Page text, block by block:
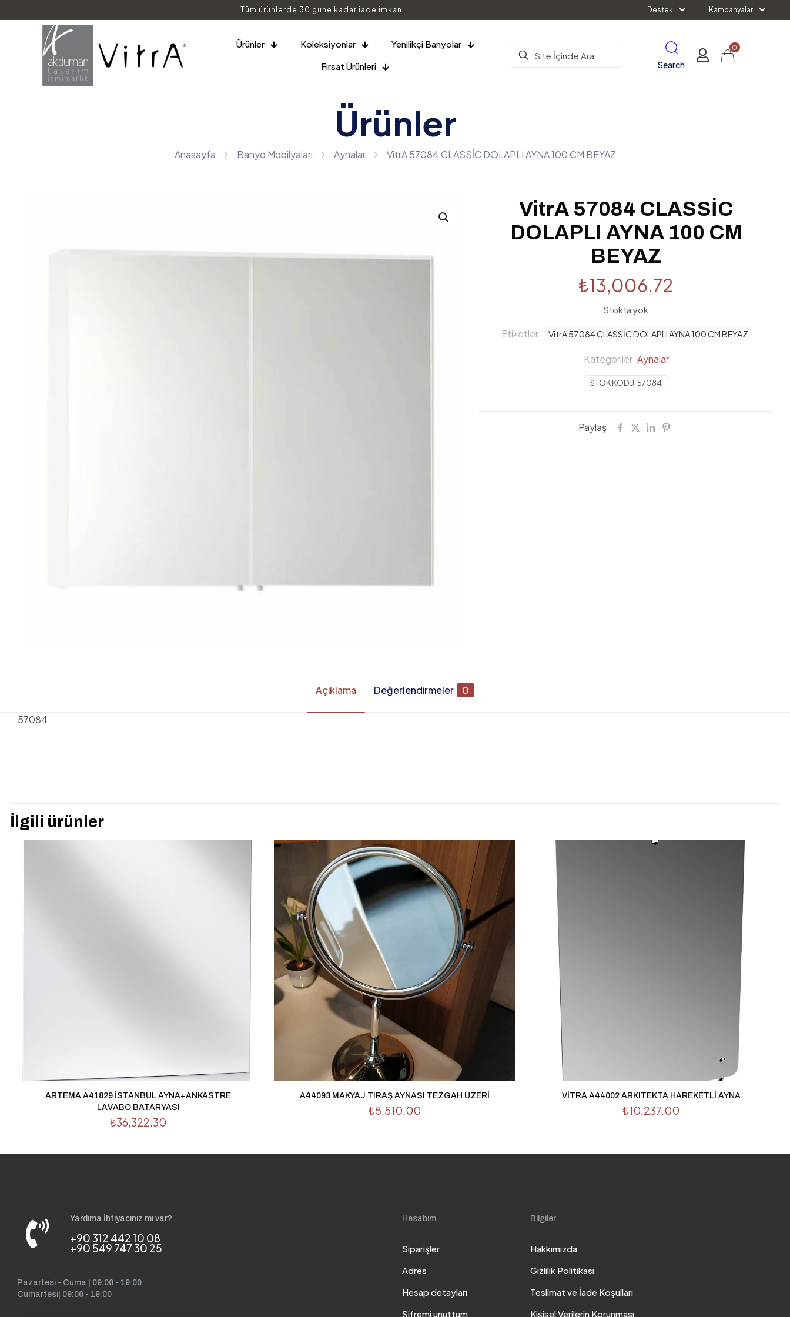
Tüm ürünlerde 30 güne kadar iade imkan Destek Kampanyalar
Ürünler Koleksiyonlar
Yenilikçi Banyolar
Fırsat Ürünleri
Search
0
Ürünler
Anasayfa Banyo Mobilyaları Aynalar VitrA 57084 CLASSİC DOLAPLI AYNA 100 CM BEYAZ
VitrA 57084 CLASSİC
DOLAPLI AYNA 100 CM
BEYAZ
₺13,006.72
Stokta yok
STOK KODU:57084
Kategoriler: Aynalar
Etiketler: VitrA 57084 CLASSİC DOLAPLI AYNA 100 CM BEYAZ
Paylaş
Açıklama Değerlendirmeler 0
57084
E-posta adresiniz yayınlanmayacak. Gerekli alanlar*ile işaretlenmişlerdir
1/5 yıldız 2/5 yıldız 3/5 yıldız 4/5 yıldız
posta*
Daha sonraki yorumlarımda
kullanılması için adım, e-posta
adresim ve site adresim bu
İlgili ürünler
ARTEMA A41829 İSTANBUL AYNA+ANKASTRE
LAVABO BATARYASI
₺36,322.30
A44093 MAKYAJ TIRAŞ AYNASI TEZGAH ÜZERİ
₺5,510.00
VİTRA A44002 ARKITEKTA HAREKETLİ AYNA
₺10,237.00
Yardıma İhtiyacınız mı var?
+90 312 442 10 08
+90 549 747 30 25
Pazartesi - Cuma | 09:00 - 19:00
Cumartesi| 09:00 - 19:00
Hesabım
Siparişler
Adres
Hesap detayları
Şifremi unuttum
Bilgiler
Hakkımızda
Gizlilik Politikası
Teslimat ve İade Koşulları
Kişisel Verilerin Korunması